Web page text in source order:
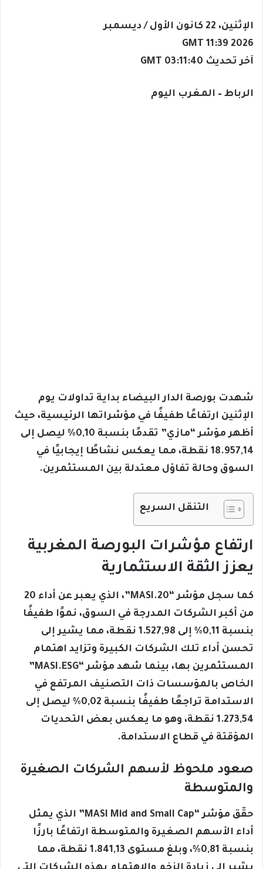
الإثنين، 22 كانون الأول / ديسمبر
GMT 11:39 2026
آخر تحديث 03:11:40 GMT
الرباط – المغرب اليوم
شهدت بورصة الدار البيضاء بداية تداولات يوم
الإثنين ارتفاعًا طفيفًا في مؤشراتها الرئيسية، حيث
أظهر مؤشر “مازي” تقدمًا بنسبة 0,10% ليصل إلى
18.957,14 نقطة، مما يعكس نشاطًا إيجابيًا في
السوق وحالة تفاؤل معتدلة بين المستثمرين.
التنقل السريع
ارتفاع مؤشرات البورصة المغربية
يعزز الثقة الاستثمارية
كما سجل مؤشر “MASI.20”، الذي يعبر عن أداء 20
من أكبر الشركات المدرجة في السوق، نموًا طفيفًا
بنسبة 0,11% إلى 1.527,98 نقطة، مما يشير إلى
تحسن أداء تلك الشركات الكبيرة وتزايد اهتمام
المستثمرين بها، بينما شهد مؤشر “MASI.ESG”
الخاص بالمؤسسات ذات التصنيف المرتفع في
الاستدامة تراجعًا طفيفًا بنسبة 0,02% ليصل إلى
1.273,54 نقطة، وهو ما يعكس بعض التحديات
المؤقتة في قطاع الاستدامة.
صعود ملحوظ لأسهم الشركات الصغيرة
والمتوسطة
حقّق مؤشر “MASI Mid and Small Cap” الذي يمثل
أداء الأسهم الصغيرة والمتوسطة ارتفاعًا بارزًا
بنسبة 0,81%، وبلغ مستوى 1.841,13 نقطة، مما